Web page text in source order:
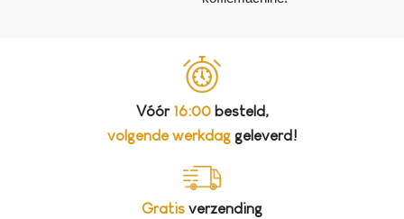
Vóór 16:00besteld,
volgende werkdag geleverd!
Gratis verzending